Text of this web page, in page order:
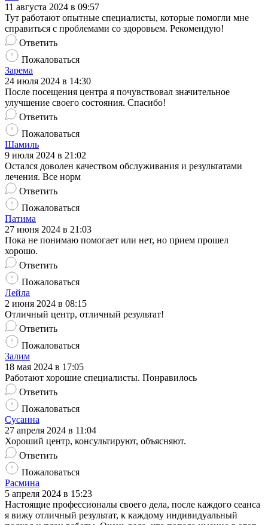
11 августа 2024 в 09:57
Тут работают опытные специалисты, которые помогли мне
справиться с проблемами со здоровьем. Рекомендую!
Ответить
Пожаловаться
Зарема
24 июля 2024 в 14:30
После посещения центра я почувствовал значительное
улучшение своего состояния. Спасибо!
Ответить
Пожаловаться
Шамиль
9 июля 2024 в 21:02
Остался доволен качеством обслуживания и результатами
лечения. Все норм
Ответить
Пожаловаться
Патима
27 июня 2024 в 21:03
Пока не понимаю помогает или нет, но прием прошел
хорошо.
Ответить
Пожаловаться
Лейла
2 июня 2024 в 08:15
Отличный центр, отличный результат!
Ответить
Пожаловаться
Залим
18 мая 2024 в 17:05
Работают хорошие специалисты. Понравилось
Ответить
Пожаловаться
Сусанна
27 апреля 2024 в 11:04
Хороший центр, консультируют, объясняют.
Ответить
Пожаловаться
Расмина
5 апреля 2024 в 15:23
Настоящие профессионалы своего дела, после каждого сеанса
я вижу отличный результат, к каждому индивидуальный